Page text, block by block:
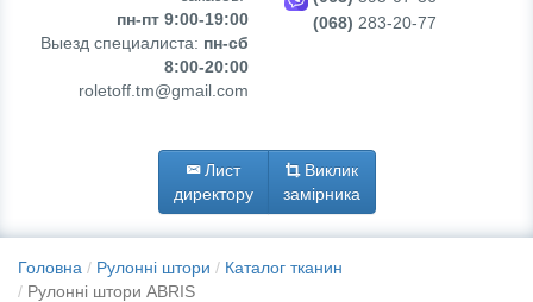
пн-пт 9:00-19:00
Выезд специалиста: пн-сб
8:00-20:00
roletoff.tm@gmail.com
(068) 283-20-77
Лист
директору
Виклик
замірника
Головна Рулонні штори
Каталог тканин
Рулонні штори ABRIS